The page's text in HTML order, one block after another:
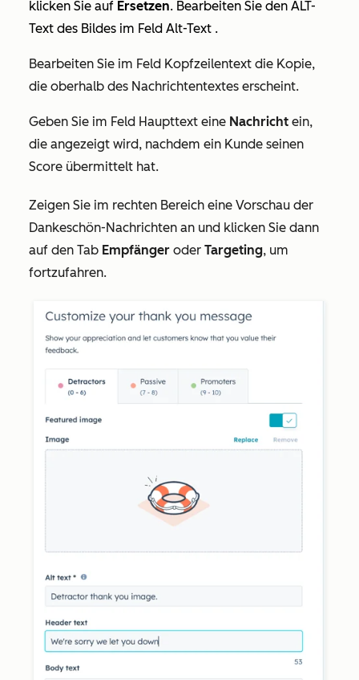
klicken Sie auf Ersetzen. Bearbeiten Sie den ALT-
Text des Bildes im Feld Alt-Text .
Bearbeiten Sie im Feld Kopfzeilentext die Kopie,
die oberhalb des Nachrichtentextes erscheint.
Geben Sie im Feld Haupttext eine Nachricht ein,
die angezeigt wird, nachdem ein Kunde seinen
Score übermittelt hat.
Zeigen Sie im rechten Bereich eine Vorschau der
Dankeschön-Nachrichten an und klicken Sie dann
auf den Tab Empfänger oder Targeting, um
fortzufahren.